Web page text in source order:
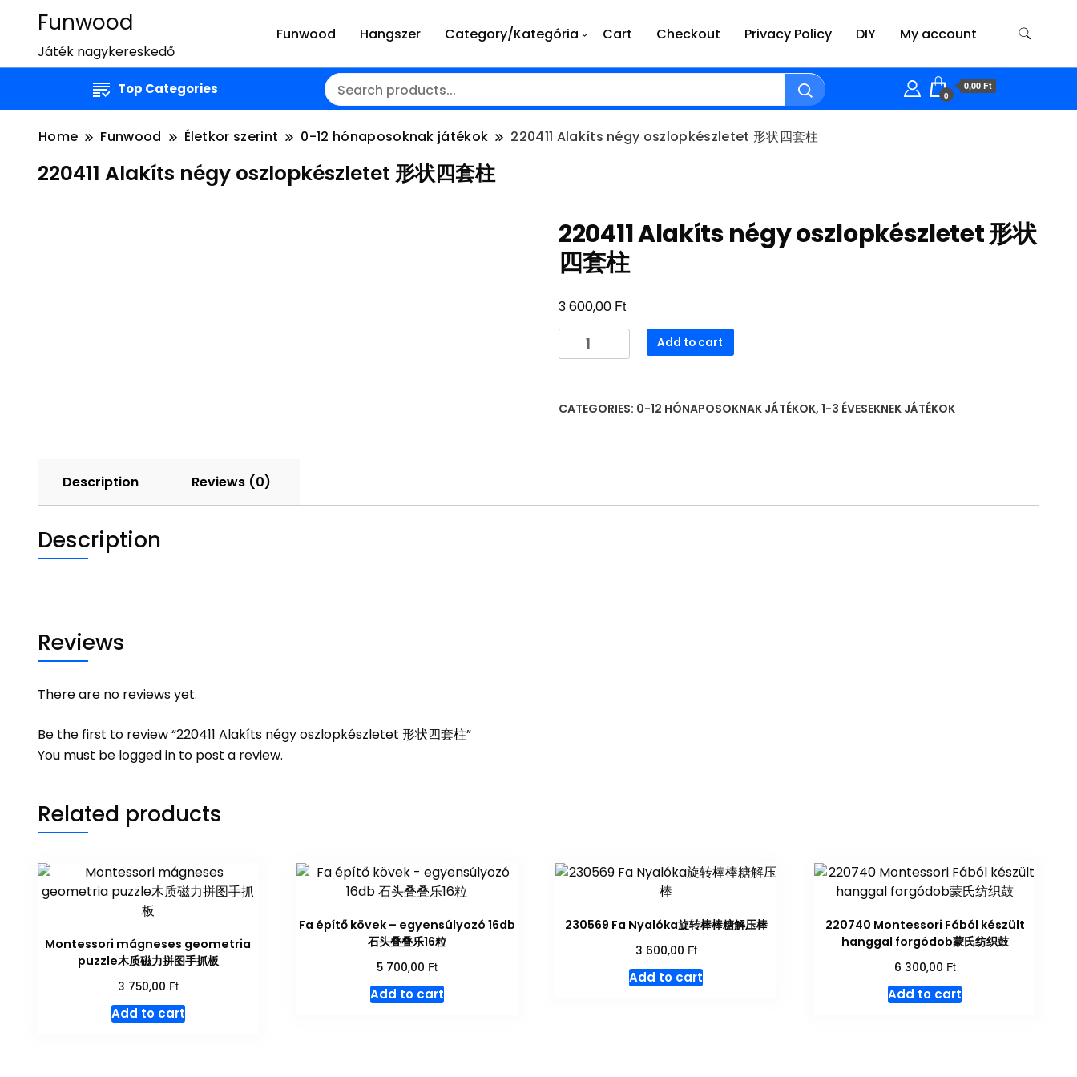
Funwood
Játék nagykereskedő
Funwood Hangszer Category/Kategória Cart Checkout Privacy Policy DIY My account
Top Categories 0
0,00 Ft
Home Funwood Életkor szerint 0-12 hónaposoknak játékok 220411 Alakíts négy oszlopkészletet 形状四套柱
220411 Alakíts négy oszlopkészletet 形状四套柱
220411 Alakíts négy oszlopkészletet 形状
四套柱
3 600,00 Ft
220411
Alakíts
形
quantity
Add to cart
CATEGORIES: 0-12 HÓNAPOSOKNAK JÁTÉKOK, 1-3 ÉVESEKNEK JÁTÉKOK
Description Reviews (0)
Description
Reviews
There are no reviews yet.
Be the first to review “220411 Alakíts négy oszlopkészletet 形状四套柱”
You must be logged in to post a review.
Related products
Montessori mágneses geometria
puzzle木质磁力拼图手抓板
3 750,00 Ft
Add to cart
Fa építő kövek – egyensúlyozó 16db
石头叠叠乐16粒
5 700,00 Ft
Add to cart
230569 Fa Nyalóka旋转棒棒糖解压棒
3 600,00 Ft
Add to cart
220740 Montessori Fából készült
hanggal forgódob蒙氏纺织鼓
6 300,00 Ft
Add to cart